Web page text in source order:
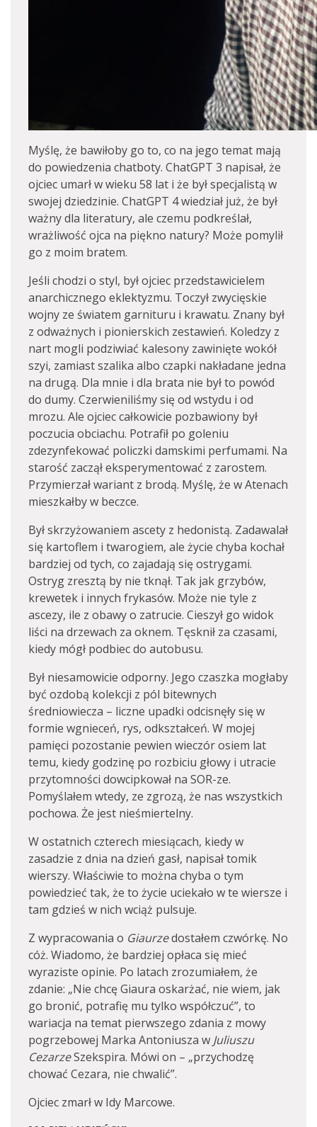
Myślę, że bawiłoby go to, co na jego temat mają
do powiedzenia chatboty. ChatGPT 3 napisał, że
ojciec umarł w wieku 58 lat i że był specjalistą w
swojej dziedzinie. ChatGPT 4 wiedział już, że był
ważny dla literatury, ale czemu podkreślał,
wrażliwość ojca na piękno natury? Może pomylił
go z moim bratem.
Jeśli chodzi o styl, był ojciec przedstawicielem
anarchicznego eklektyzmu. Toczył zwycięskie
wojny ze światem garnituru i krawatu. Znany był
z odważnych i pionierskich zestawień. Koledzy z
nart mogli podziwiać kalesony zawinięte wokół
szyi, zamiast szalika albo czapki nakładane jedna
na drugą. Dla mnie i dla brata nie był to powód
do dumy. Czerwieniliśmy się od wstydu i od
mrozu. Ale ojciec całkowicie pozbawiony był
poczucia obciachu. Potrafił po goleniu
zdezynfekować policzki damskimi perfumami. Na
starość zaczął eksperymentować z zarostem.
Przymierzał wariant z brodą. Myślę, że w Atenach
mieszkałby w beczce.
Był skrzyżowaniem ascety z hedonistą. Zadawalał
się kartoflem i twarogiem, ale życie chyba kochał
bardziej od tych, co zajadają się ostrygami.
Ostryg zresztą by nie tknął. Tak jak grzybów,
krewetek i innych frykasów. Może nie tyle z
ascezy, ile z obawy o zatrucie. Cieszył go widok
liści na drzewach za oknem. Tęsknił za czasami,
kiedy mógł podbiec do autobusu.
Był niesamowicie odporny. Jego czaszka mogłaby
być ozdobą kolekcji z pól bitewnych
średniowiecza – liczne upadki odcisnęły się w
formie wgnieceń, rys, odkształceń. W mojej
pamięci pozostanie pewien wieczór osiem lat
temu, kiedy godzinę po rozbiciu głowy i utracie
przytomności dowcipkował na SOR-ze.
Pomyślałem wtedy, ze zgrozą, że nas wszystkich
pochowa. Że jest nieśmiertelny.
W ostatnich czterech miesiącach, kiedy w
zasadzie z dnia na dzień gasł, napisał tomik
wierszy. Właściwie to można chyba o tym
powiedzieć tak, że to życie uciekało w te wiersze i
tam gdzieś w nich wciąż pulsuje.
Z wypracowania o Giaurzedostałem czwórkę. No
cóż. Wiadomo, że bardziej opłaca się mieć
wyraziste opinie. Po latach zrozumiałem, że
zdanie: „Nie chcę Giaura oskarżać, nie wiem, jak
go bronić, potrafię mu tylko współczuć”, to
wariacja na temat pierwszego zdania z mowy
pogrzebowej Marka Antoniusza w Juliuszu
CezarzeSzekspira. Mówi on – „przychodzę
chować Cezara, nie chwalić”.
Ojciec zmarł w Idy Marcowe.